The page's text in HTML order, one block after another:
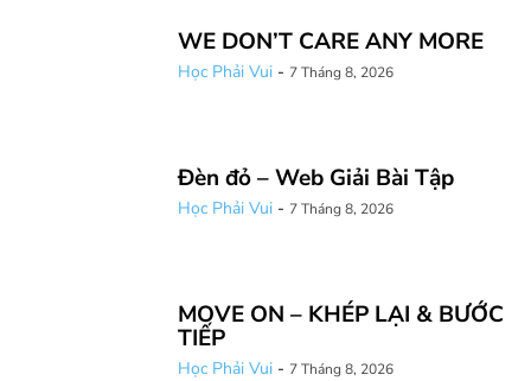
WE DON’T CARE ANY MORE
Học Phải Vui - 7 Tháng 8, 2026
Đèn đỏ – Web Giải Bài Tập
Học Phải Vui - 7 Tháng 8, 2026
MOVE ON – KHÉP LẠI & BƯỚC
TIẾP
Học Phải Vui - 7 Tháng 8, 2026